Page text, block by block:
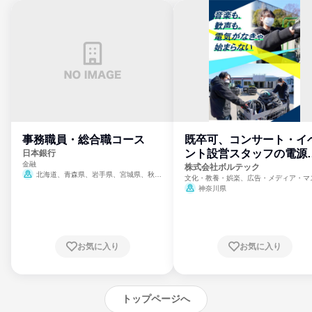
事務職員・総合職コース
日本銀行
金融
北海道、青森県、岩手県、宮城県、秋田
崎県、熊本県、大分県、宮崎県、鹿児島県、
お気に入り
既卒可、コンサート・イ
ント設営スタッフの電源
門
株式会社ボルテック
文化・教養・娯楽、広告・メディア・マ
ミ、電力・ガス・水道・エネルギー
神奈川県
お気に入り
トップページへ